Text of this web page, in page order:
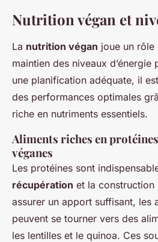
Nutrition végan et
La nutrition végan joue un rôle
maintien des niveaux d’énergie
une planification adéquate, il
des performances optimales
riche en nutriments essentiels.
Aliments riches en
véganes
Les protéines sont
récupération et la construction
assurer un apport suffisant, les
peuvent se tourner vers des
les lentilles et le quinoa. Ces